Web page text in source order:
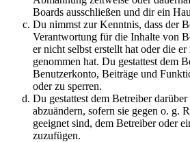
Boards ausschließen und dir ein
Du nimmst zur Kenntnis, dass der
Verantwortung für die Inhalte von
er nicht selbst erstellt hat oder die
genommen hat. Du gestattest dem
Benutzerkonto, Beiträge und
oder zu sperren.
Du gestattest dem Betreiber
abzuändern, sofern sie gegen o. g.
geeignet sind, dem Betreiber oder
zuzufügen.